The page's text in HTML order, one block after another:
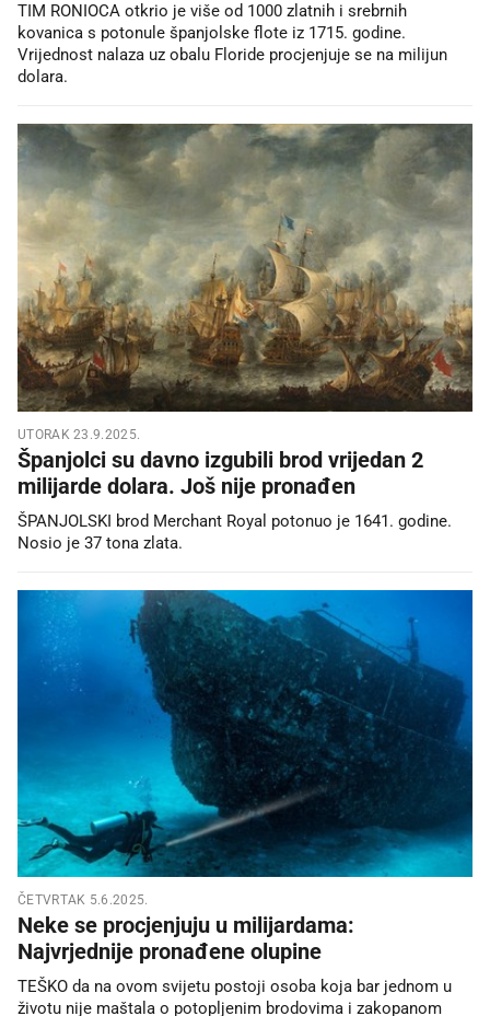
TIM RONIOCA otkrio je više od 1000 zlatnih i srebrnih
kovanica s potonule španjolske flote iz 1715. godine.
Vrijednost nalaza uz obalu Floride procjenjuje se na milijun
dolara.
UTORAK 23.9.2025.
Španjolci su davno izgubili brod vrijedan 2
milijarde dolara. Još nije pronađen
ŠPANJOLSKI brod Merchant Royal potonuo je 1641. godine.
Nosio je 37 tona zlata.
ČETVRTAK 5.6.2025.
Neke se procjenjuju u milijardama:
Najvrjednije pronađene olupine
TEŠKO da na ovom svijetu postoji osoba koja bar jednom u
životu nije maštala o potopljenim brodovima i zakopanom